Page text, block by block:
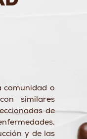
comunidad o
similares
de
y de las